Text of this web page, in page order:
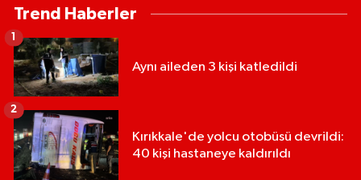
Trend Haberler
Aynı aileden 3 kişi katledildi
Kırıkkale'de yolcu otobüsü devrildi:
40 kişi hastaneye kaldırıldı
2